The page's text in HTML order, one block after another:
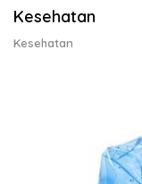
Kesehatan
Kesehatan